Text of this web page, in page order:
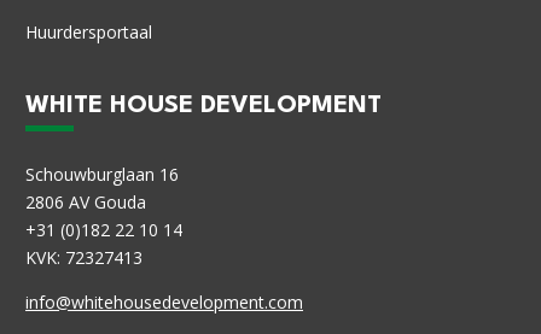
Huurdersportaal
WHITE HOUSE DEVELOPMENT
Schouwburglaan 16
2806 AV Gouda
+31 (0)182 22 10 14
KVK: 72327413
info@whitehousedevelopment.com